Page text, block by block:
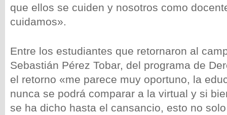
que ellos se cuiden y nosotros como
cuidamos».
Entre los estudiantes que retornaron al
Sebastián Pérez Tobar, del programa de
el retorno «me parece muy oportuno, la
nunca se podrá comparar a la virtual y si
se ha dicho hasta el cansancio, esto no